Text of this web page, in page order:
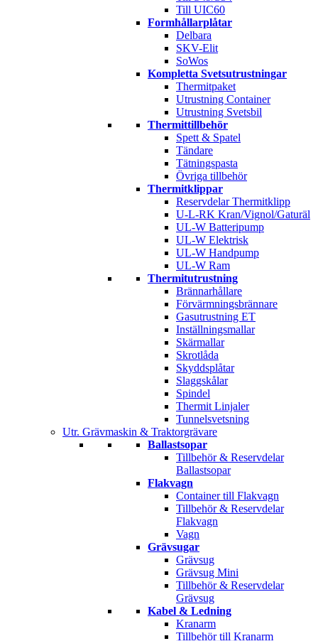
Till UIC60
Formhållarplåtar
Delbara
SKV-Elit
SoWos
Kompletta Svetsutrustningar
Thermitpaket
Utrustning Container
Utrustning Svetsbil
Thermittillbehör
Spett & Spatel
Tändare
Tätningspasta
Övriga tillbehör
Thermitklippar
Reservdelar Thermitklipp
U-L-RK Kran/Vignol/Gaturäl
UL-W Batteripump
UL-W Elektrisk
UL-W Handpump
UL-W Ram
Thermitutrustning
Brännarhållare
Förvärmningsbrännare
Gasutrustning ET
Inställningsmallar
Skärmallar
Skrotlåda
Skyddsplåtar
Slaggskålar
Spindel
Thermit Linjaler
Tunnelsvetsning
Utr. Grävmaskin & Traktorgrävare
Ballastsopar
Tillbehör & Reservdelar
Ballastsopar
Flakvagn
Container till Flakvagn
Tillbehör & Reservdelar
Flakvagn
Vagn
Grävsugar
Grävsug
Grävsug Mini
Tillbehör & Reservdelar
Grävsug
Kabel & Ledning
Kranarm
Tillbehör till Kranarm